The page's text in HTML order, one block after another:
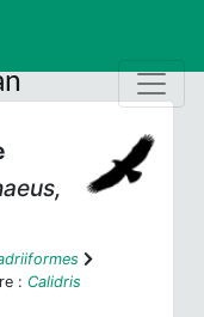
: Calidris